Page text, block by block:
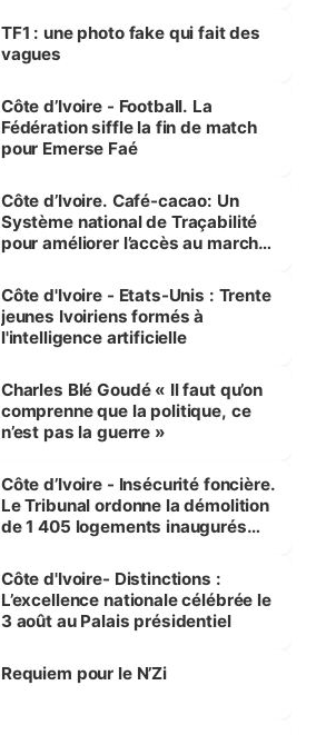
sur la scène internationale »
TF1 : une photo fake qui fait des
vagues
Côte d’Ivoire - Football. La
Fédération siffle la fin de match
pour Emerse Faé
Côte d’Ivoire. Café-cacao: Un
Système national de Traçabilité
pour améliorer l’accès au marché
Côte d'Ivoire - Etats-Unis : Trente
jeunes Ivoiriens formés à
l'intelligence artificielle
Charles Blé Goudé « Il faut qu’on
comprenne que la politique, ce
n’est pas la guerre »
Côte d’Ivoire - Insécurité foncière.
Le Tribunal ordonne la démolition
de 1 405 logements inaugurés
Bassam
Côte d'Ivoire- Distinctions :
L’excellence nationale célébrée le
3 août au Palais présidentiel
Requiem pour le N’Zi